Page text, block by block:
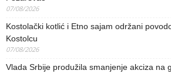
07/08/2026
Kostolački kotlić i Etno sajam održani
Kostolcu
07/08/2026
Vlada Srbije produžila smanjenje akciza na